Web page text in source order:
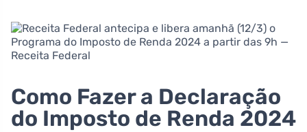
Como Fazer a Declaração
do Imposto de Renda 2024